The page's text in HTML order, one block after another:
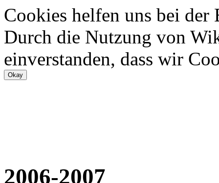
Cookies helfen uns bei
Durch die Nutzung von
einverstanden, dass wir
2006-2007